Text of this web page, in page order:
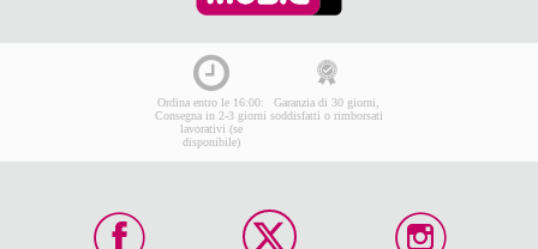
Ordina entro le 16:00:
Consegna in 2-3 giorni
lavorativi (se
disponibile)
Garanzia di 30 giorni,
soddisfatti o rimborsati